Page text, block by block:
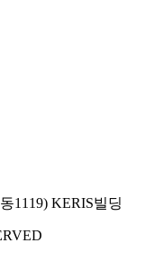
1119) KERIS빌딩